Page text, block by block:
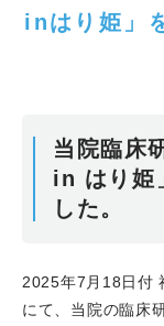
inはり姫」
当院臨床
in はり姫
した。
2025年7月18日付
にて、当院の臨床